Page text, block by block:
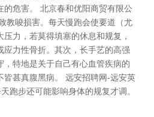
的危害。 北京春和优阳商贸有限公
教唆损害。每天慢跑会使要道（尤
力，若莫得填塞的休息和规复，
应力性骨折。其次，长手艺的高强
，特地是关于自己有心血管疾病的
皆甚真腹黑病。 远安招聘网-远安英
跑步还可能影响身体的规复才调。